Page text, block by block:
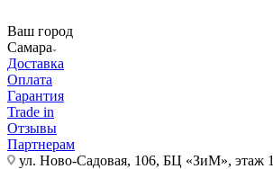
Ваш город
Самара
Доставка
Оплата
Гарантия
Trade in
Отзывы
Партнерам
ул. Ново-Садовая, 106, БЦ «ЗиМ», этаж 1